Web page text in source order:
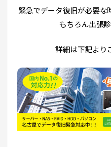
緊急でデータ復旧が必要な
もちろん出張
詳細は下記より